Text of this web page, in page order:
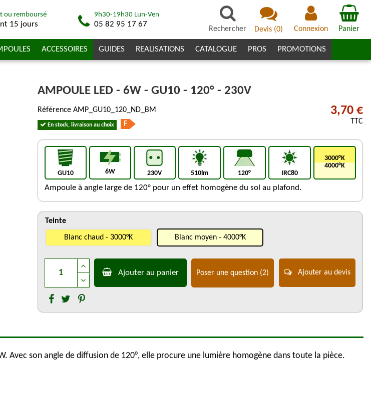
ou remboursé
15 jours
9h30-19h30 Lun-Ven
05 82 95 17 67
Rechercher Devis (0) Connexion Panier
ACCESSOIRES GUIDES REALISATIONS CATALOGUE PROS PROMOTIONS
AMPOULE LED - 6W - GU10 - 120° - 230V
Référence AMP_GU10_120_ND_BM
En stock, livraison au choix F
3,70 €
TTC
GU10 6W 230V 510lm 120° IRC80
3000°K
4000°K
Ampoule à angle large de 120° pour un effet homogène du sol au plafond.
Teinte
Blanc chaud - 3000°K Blanc moyen - 4000°K
Ajouter au panier Poser une question (2) Ajouter au devis
Avec son angle de diffusion de 120°, elle procure une lumière homogène dans toute la pièce.